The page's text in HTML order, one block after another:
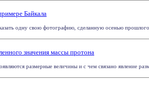
Байкала
одну свою фотографию, сделанную осенью
значения массы протона
размерные величины и с чем связано явление